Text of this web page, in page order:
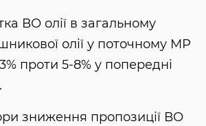
ВО олії в загальному
олії у поточному МР
проти 5-8% у попередні
зниження пропозиції ВО